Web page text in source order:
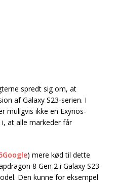
spredt sig om, at
af Galaxy S23-serien. I
muligvis ikke en Exynos-
at alle markeder får
) mere kød til dette
8 Gen 2 i Galaxy S23-
Den kunne for eksempel